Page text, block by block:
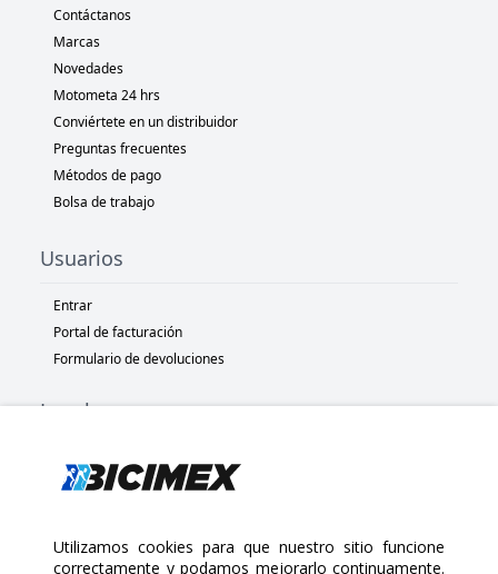
Contáctanos
Marcas
Novedades
Motometa 24 hrs
Conviértete en un distribuidor
Preguntas frecuentes
Métodos de pago
Bolsa de trabajo
Usuarios
Entrar
Portal de facturación
Formulario de devoluciones
Legal
Políticas de privacidad
Políticas de devolución
Utilizamos cookies para que nuestro sitio funcione
correctamente y podamos mejorarlo continuamente.